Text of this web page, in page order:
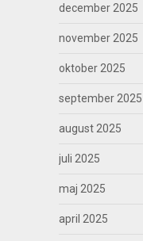
december 2025
november 2025
oktober 2025
september 2025
august 2025
juli 2025
maj 2025
april 2025